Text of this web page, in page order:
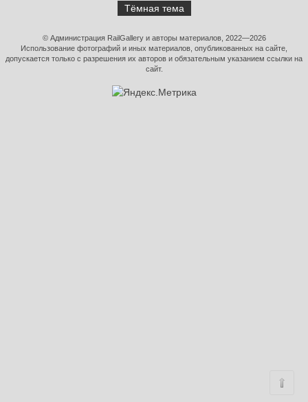
Тёмная тема
© Администрация RailGallery и авторы материалов, 2022—2026
Использование фотографий и иных материалов, опубликованных на сайте,
допускается только с разрешения их авторов и обязательным указанием ссылки на
сайт.